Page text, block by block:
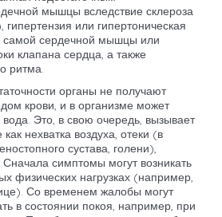
мышцы вследствие склероза
гипертензия или гипертоническая
самой сердечной мышцы или
клапана сердца, а также
ритма.
органы не получают
крови, и в организме может
вода. Это, в свою очередь, вызывает
как нехватка воздуха, отеки (в
сустава, голени),
Сначала симптомы могут возникать
физических нагрузках (например,
Со временем жалобы могут
в состоянии покоя, например, при